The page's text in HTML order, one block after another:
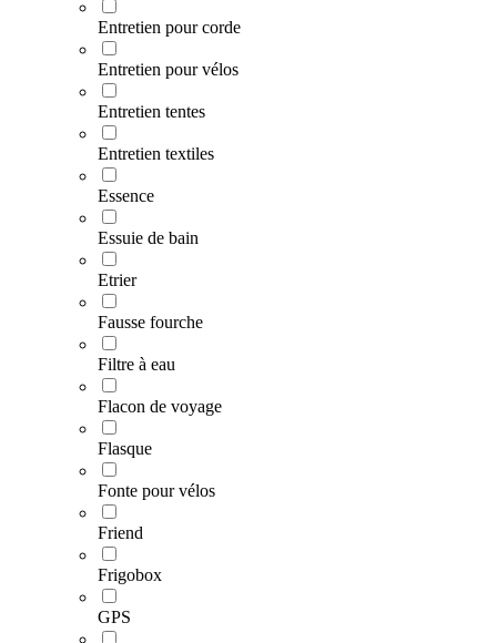
Entretien pour corde
Entretien pour vélos
Entretien tentes
Entretien textiles
Essence
Essuie de bain
Etrier
Fausse fourche
Filtre à eau
Flacon de voyage
Flasque
Fonte pour vélos
Friend
Frigobox
GPS